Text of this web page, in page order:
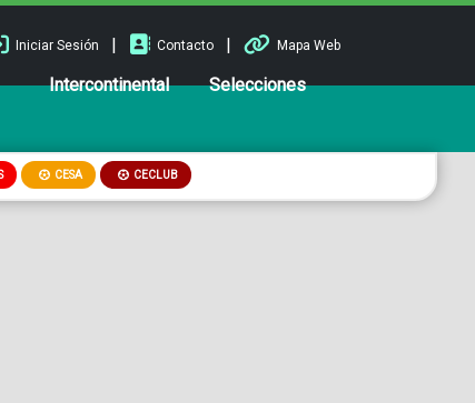
Iniciar Sesión | Contacto | Mapa Web
Intercontinental Selecciones
CESA CECLUB